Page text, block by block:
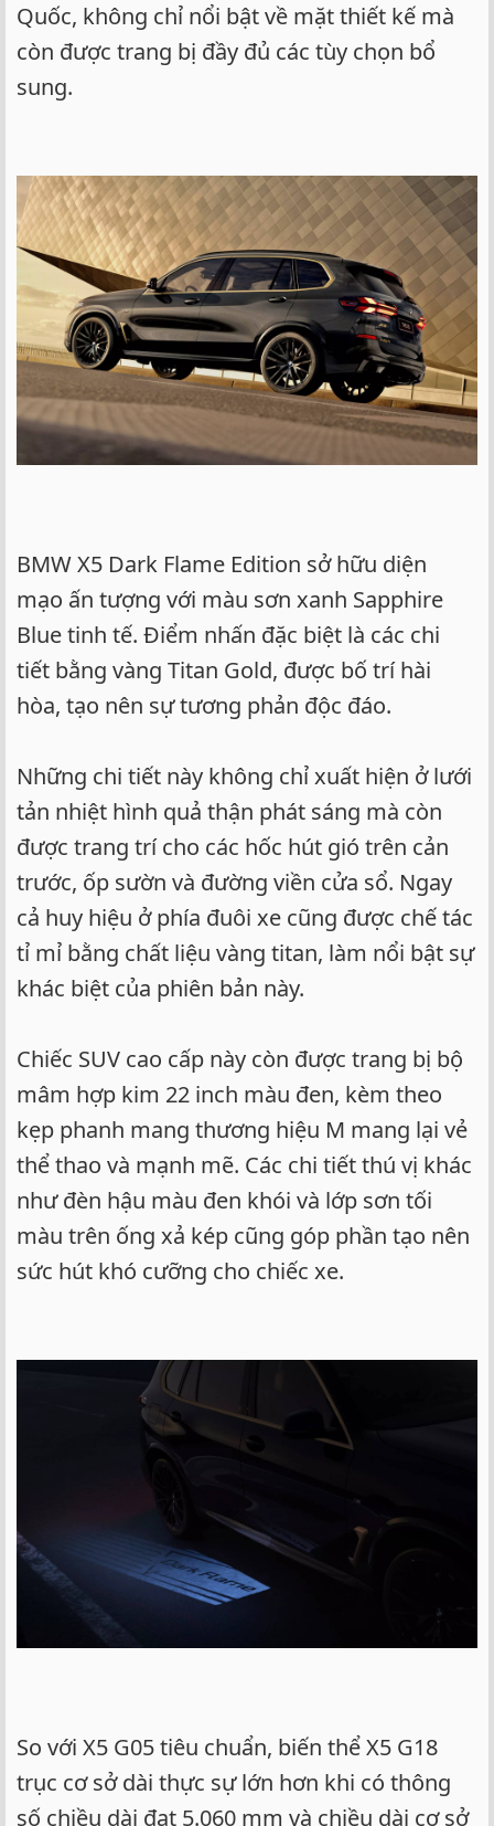
Quốc, không chỉ nổi bật về mặt thiết kế mà
còn được trang bị đầy đủ các tùy chọn bổ
sung.
BMW X5 Dark Flame Edition sở hữu diện
mạo ấn tượng với màu sơn xanh Sapphire
Blue tinh tế. Điểm nhấn đặc biệt là các chi
tiết bằng vàng Titan Gold, được bố trí hài
hòa, tạo nên sự tương phản độc đáo.
Những chi tiết này không chỉ xuất hiện ở lưới
tản nhiệt hình quả thận phát sáng mà còn
được trang trí cho các hốc hút gió trên cản
trước, ốp sườn và đường viền cửa sổ. Ngay
cả huy hiệu ở phía đuôi xe cũng được chế tác
tỉ mỉ bằng chất liệu vàng titan, làm nổi bật sự
khác biệt của phiên bản này.
Chiếc SUV cao cấp này còn được trang bị bộ
mâm hợp kim 22 inch màu đen, kèm theo
kẹp phanh mang thương hiệu M mang lại vẻ
thể thao và mạnh mẽ. Các chi tiết thú vị khác
như đèn hậu màu đen khói và lớp sơn tối
màu trên ống xả kép cũng góp phần tạo nên
sức hút khó cưỡng cho chiếc xe.
So với X5 G05 tiêu chuẩn, biến thể X5 G18
trục cơ sở dài thực sự lớn hơn khi có thông
số chiều dài đạt 5.060 mm và chiều dài cơ sở